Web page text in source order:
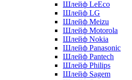
Шлейф LeEco
Шлейф LG
Шлейф Meizu
Шлейф Motorola
Шлейф Nokia
Шлейф Panasonic
Шлейф Pantech
Шлейф Philips
Шлейф Sagem